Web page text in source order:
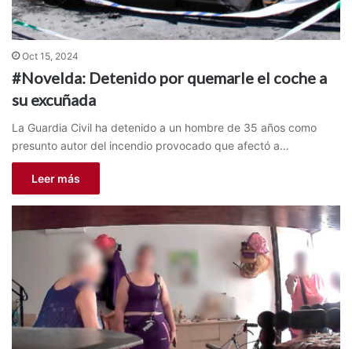
Oct 15, 2024
#Novelda: Detenido por quemarle el coche a
su excuñada
La Guardia Civil ha detenido a un hombre de 35 años como
presunto autor del incendio provocado que afectó a…
Leer más